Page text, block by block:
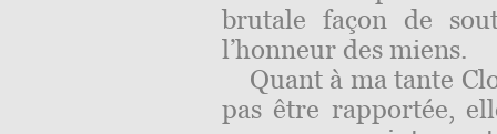
brutale façon de
l’honneur des miens.
Quant à ma tante
pas être rapportée,